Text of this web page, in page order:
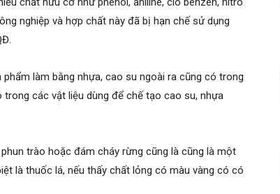
nghiệp và hợp chất này đã bị hạn chế sử dụng
làm bằng nhựa, cao su ngoài ra cũng có trong
các vật liệu dùng để chế tạo cao su, nhựa
trào hoặc đám cháy rừng cũng là cũng là một
là thuốc lá, nếu thấy chất lỏng có màu vàng có có